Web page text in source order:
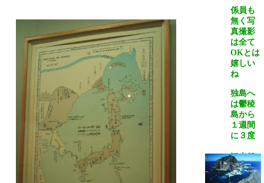
係員も
無く写
真撮影
は全て
OKとは
嬉しい
ね
独島へ
は鬱稜
島から
１週間
に３度
観光船
が出航
してい